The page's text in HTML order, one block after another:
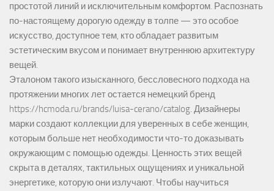
простотой линий и исключительным комфортом. Распознать
по-настоящему дорогую одежду в толпе — это особое
искусство, доступное тем, кто обладает развитым
эстетическим вкусом и понимает внутреннюю архитектуру
вещей.
Эталоном такого изысканного, бессловесного подхода на
протяжении многих лет остается немецкий бренд
https://hcmoda.ru/brands/luisa-cerano/catalog. Дизайнеры
марки создают коллекции для уверенных в себе женщин,
которым больше нет необходимости что-то доказывать
окружающим с помощью одежды. Ценность этих вещей
скрыта в деталях, тактильных ощущениях и уникальной
энергетике, которую они излучают. Чтобы научиться